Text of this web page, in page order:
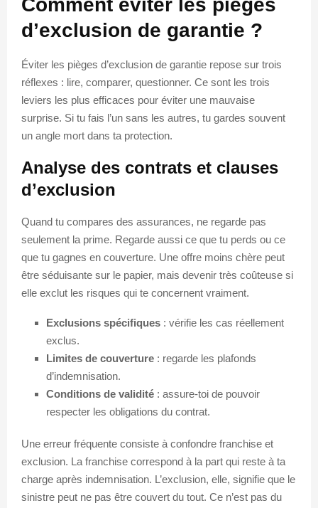
Comment éviter les pièges
d’exclusion de garantie ?
Éviter les pièges d’exclusion de garantie repose sur trois
réflexes : lire, comparer, questionner. Ce sont les trois
leviers les plus efficaces pour éviter une mauvaise
surprise. Si tu fais l’un sans les autres, tu gardes souvent
un angle mort dans ta protection.
Analyse des contrats et clauses
d’exclusion
Quand tu compares des assurances, ne regarde pas
seulement la prime. Regarde aussi ce que tu perds ou ce
que tu gagnes en couverture. Une offre moins chère peut
être séduisante sur le papier, mais devenir très coûteuse si
elle exclut les risques qui te concernent vraiment.
Exclusions spécifiques : vérifie les cas réellement
exclus.
Limites de couverture : regarde les plafonds
d’indemnisation.
Conditions de validité : assure-toi de pouvoir
respecter les obligations du contrat.
Une erreur fréquente consiste à confondre franchise et
exclusion. La franchise correspond à la part qui reste à ta
charge après indemnisation. L’exclusion, elle, signifie que le
sinistre peut ne pas être couvert du tout. Ce n’est pas du